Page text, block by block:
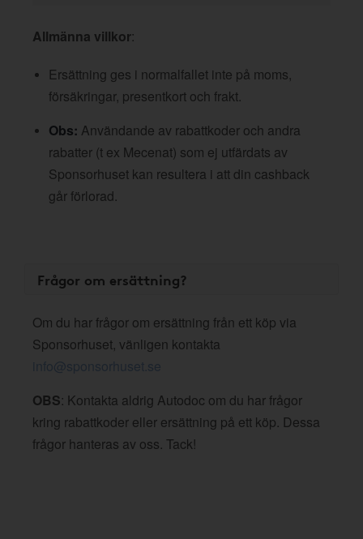
Allmänna villkor:
Ersättning ges i normalfallet inte på moms,
försäkringar, presentkort och frakt.
Obs: Användande av rabattkoder och andra
rabatter (t ex Mecenat) som ej utfärdats av
Sponsorhuset kan resultera i att din cashback
går förlorad.
Frågor om ersättning?
Om du har frågor om ersättning från ett köp via
Sponsorhuset, vänligen kontakta
info@sponsorhuset.se
OBS: Kontakta aldrig Autodoc om du har frågor
kring rabattkoder eller ersättning på ett köp. Dessa
frågor hanteras av oss. Tack!